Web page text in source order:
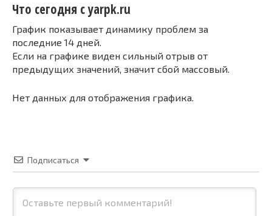
Что сегодня с yarpk.ru
График показывает динамику проблем за
последние 14 дней.
Если на графике виден сильный отрыв от
предыдущих значений, значит сбой массовый.
Нет данных для отображения графика.
Подписаться